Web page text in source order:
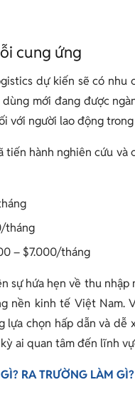
cung ứng
dự kiến sẽ có nhu
mới đang được
với người lao động
tiến hành nghiên cứu
tháng
– $7.000/tháng
sự hứa hẹn về thu
nền kinh tế Việt Nam.
lựa chọn hấp dẫn và
ai quan tâm đến lĩnh
RA TRƯỜNG LÀM